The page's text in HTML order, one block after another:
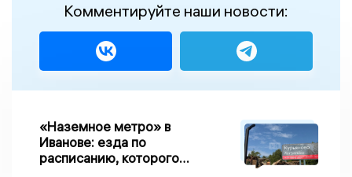
Комментируйте наши новости:
«Наземное метро» в
Иванове: езда по
расписанию, которого